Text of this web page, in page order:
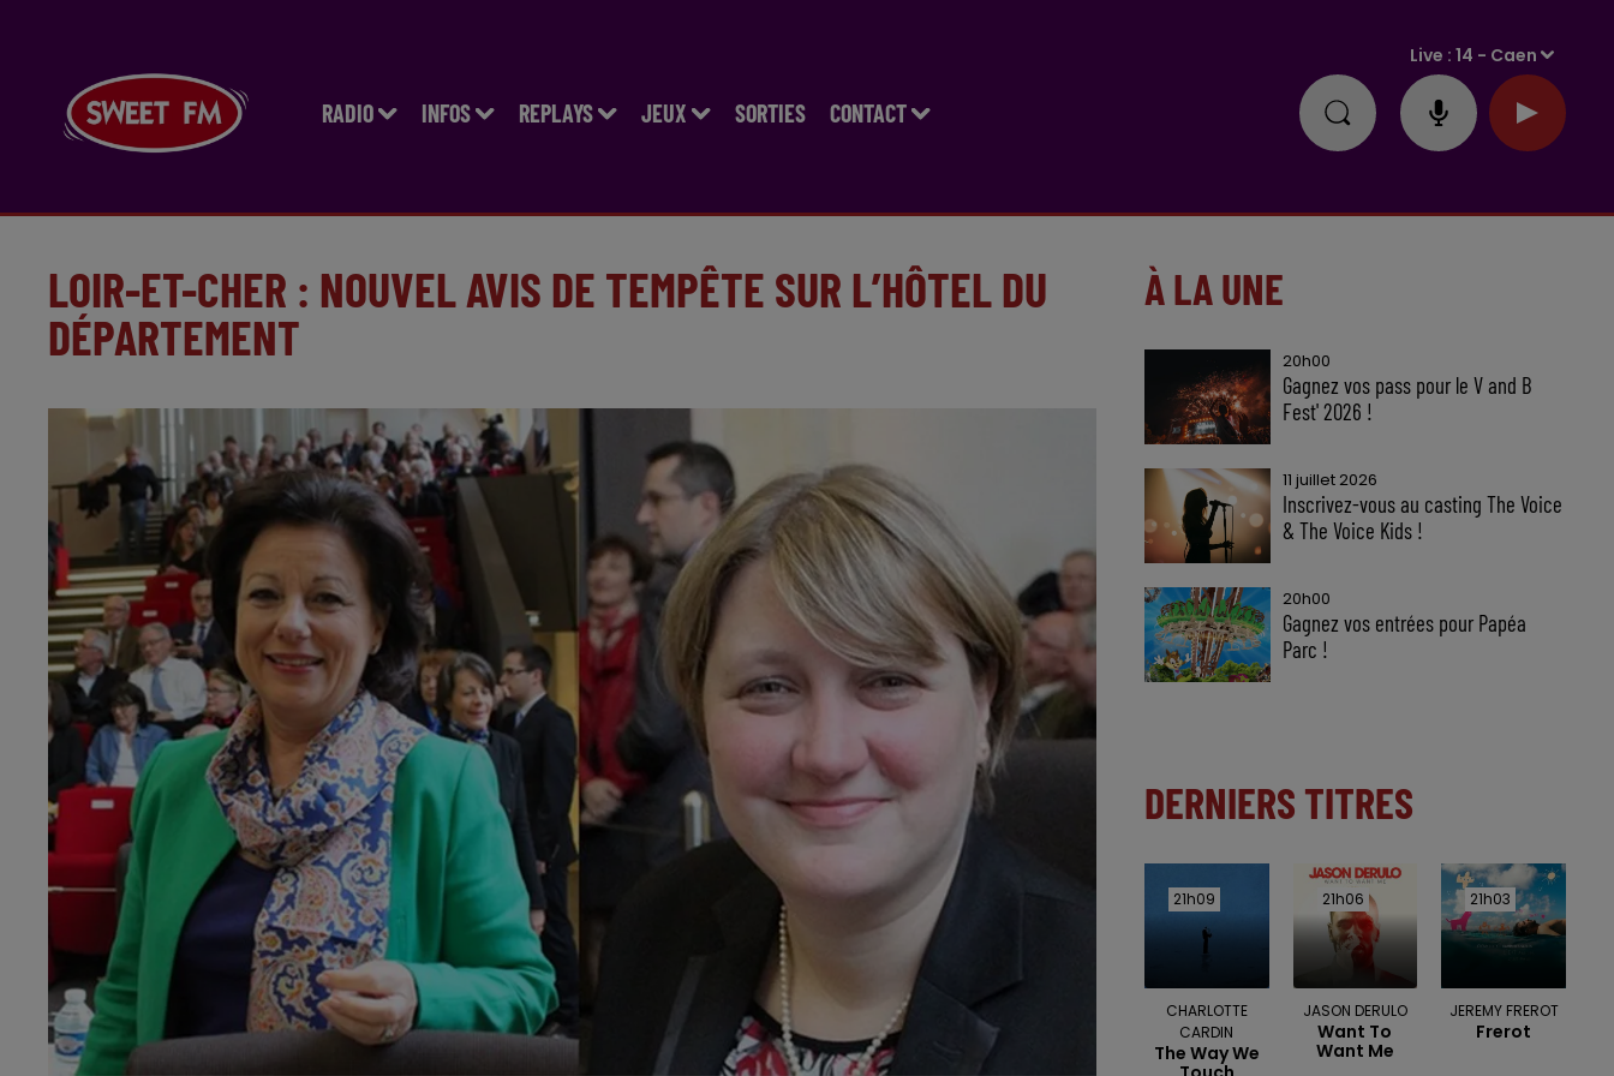
RADIO INFOS REPLAYS JEUX SORTIES CONTACT
Live :14 - Caen
LOIR-ET-CHER : NOUVEL AVIS DE TEMPÊTE SUR L’HÔTEL DU
DÉPARTEMENT
À LA UNE
20h00
Gagnez vos pass pour le V and B
Fest' 2026 !
11 juillet 2026
Inscrivez-vous au casting The Voice
& The Voice Kids !
20h00
Gagnez vos entrées pour Papéa
Parc !
DERNIERS TITRES
21h09
21h09
CHARLOTTE
CARDIN
The Way We
21h06
21h06
JASON DERULO
Want To
Want Me
21h03
21h03
JEREMY FREROT
Frerot